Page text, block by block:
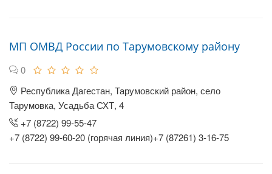
МП ОМВД России по Тарумовскому району
0
Республика Дагестан, Тарумовский район, село
Тарумовка, Усадьба СХТ, 4
+7 (8722) 99-55-47
+7 (8722) 99-60-20 (горячая линия)+7 (87261) 3-16-75